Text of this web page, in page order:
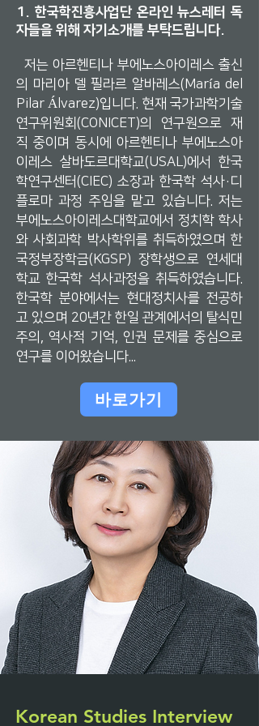
1. 한국학진흥사업단 온라인 뉴스레터 독
자들을 위해 자기소개를 부탁드립니다.
저는 아르헨티나 부에노스아이레스 출신
의 마리아 델 필라르 알바레스(María del
Pilar Álvarez)입니다. 현재 국가과학기술
연구위원회(CONICET)의 연구원으로 재
직 중이며 동시에 아르헨티나 부에노스아
이레스 살바도르대학교(USAL)에서 한국
학연구센터(CIEC) 소장과 한국학 석사·디
플로마 과정 주임을 맡고 있습니다. 저는
부에노스아이레스대학교에서 정치학 학사
와 사회과학 박사학위를 취득하였으며 한
국정부장학금(KGSP) 장학생으로 연세대
학교 한국학 석사과정을 취득하였습니다.
한국학 분야에서는 현대정치사를 전공하
고 있으며 20년간 한일 관계에서의 탈식민
주의, 역사적 기억, 인권 문제를 중심으로
연구를 이어왔습니다...
바로가기
Korean Studies Interview